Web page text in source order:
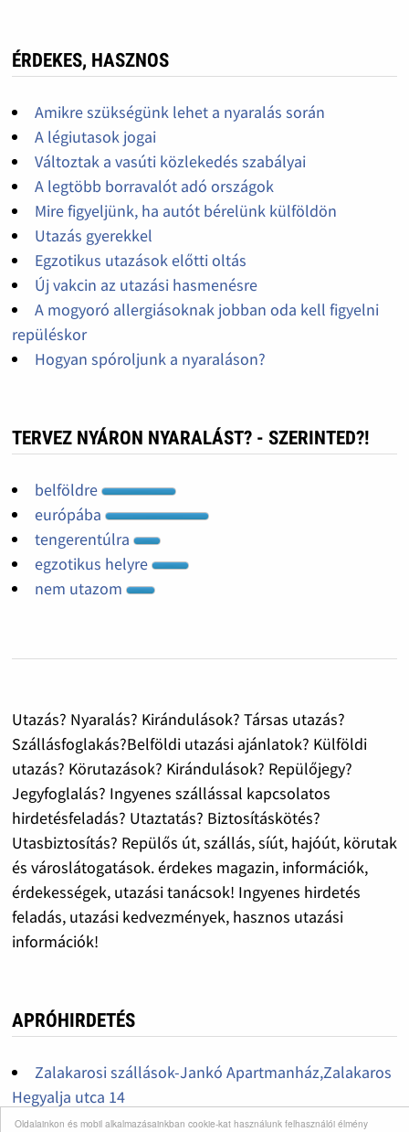
Oldalainkon és mobil alkalmazásainkban cookie-kat használunk felhasználói élmény
ÉRDEKES, HASZNOS
Amikre szükségünk lehet a nyaralás során
A légiutasok jogai
Változtak a vasúti közlekedés szabályai
A legtöbb borravalót adó országok
Mire figyeljünk, ha autót bérelünk külföldön
Utazás gyerekkel
Egzotikus utazások előtti oltás
Új vakcin az utazási hasmenésre
A mogyoró allergiásoknak jobban oda kell figyelni
repüléskor
Hogyan spóroljunk a nyaraláson?
TERVEZ NYÁRON NYARALÁST? - SZERINTED?!
belföldre
európába
tengerentúlra
egzotikus helyre
nem utazom
Utazás? Nyaralás? Kirándulások? Társas utazás?
Szállásfoglakás?Belföldi utazási ajánlatok? Külföldi
utazás? Körutazások? Kirándulások? Repülőjegy?
Jegyfoglalás? Ingyenes szállással kapcsolatos
hirdetésfeladás? Utaztatás? Biztosításkötés?
Utasbiztosítás? Repülős út, szállás, síút, hajóút, körutak
és városlátogatások. érdekes magazin, információk,
érdekességek, utazási tanácsok! Ingyenes hirdetés
feladás, utazási kedvezmények, hasznos utazási
információk!
APRÓHIRDETÉS
Zalakarosi szállások-Jankó Apartmanház,Zalakaros
Hegyalja utca 14
Fantasztikus lehetőség !